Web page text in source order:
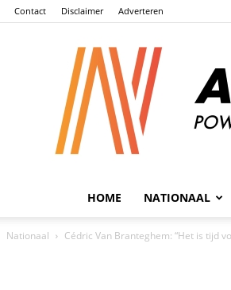
Contact Disclaimer Adverteren
HOME NATIONAAL
Nationaal Cédric Van Branteghem: “Het is tijd